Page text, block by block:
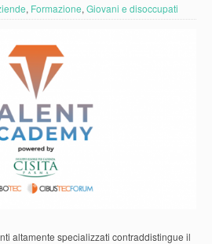
, Formazione, Giovani e disoccupati
altamente specializzati contraddistingue il